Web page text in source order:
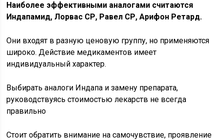
Наиболее эффективными аналогами считаются
Индапамид, Лорвас СР, Равел СР, Арифон Ретард.
Они входят в разную ценовую группу, но применяются
широко. Действие медикаментов имеет
индивидуальный характер.
Выбирать аналоги Индапа и замену препарата,
руководствуясь стоимостью лекарств не всегда
правильно
Стоит обратить внимание на самочувствие, проявление